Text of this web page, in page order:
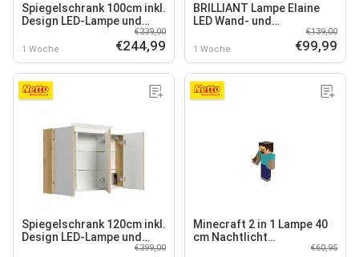
Spiegelschrank 100cm inkl.
Design LED-Lampe und
hochglanz
1 Woche
€339,00
€244,99
BRILLIANT Lampe Elaine
LED Wand- und
Deckenleuchte 3flg nickel
matt
1 Woche
€139,00
€99,99
Spiegelschrank 120cm inkl.
Design LED-Lampe und
€399,00
Minecraft 2 in 1 Lampe 40
cm Nachtlicht
Taschenlampe mit USB-C
€60,95